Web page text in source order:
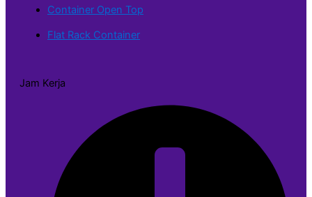
Container Open Top
Flat Rack Container
Jam Kerja